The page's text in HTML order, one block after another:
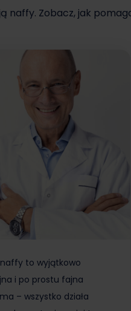
naffy. Zobacz, jak
naffy to wyjątkowo
i po prostu fajna
– wszystko działa